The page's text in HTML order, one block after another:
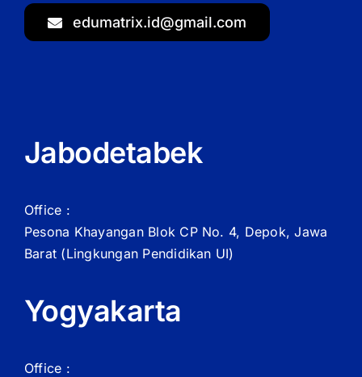
edumatrix.id@gmail.com
Jabodetabek
Office :
Pesona Khayangan Blok CP No. 4, Depok, Jawa
Barat (Lingkungan Pendidikan UI)
Yogyakarta
Office :